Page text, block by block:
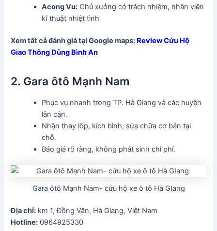
Acong Vu: Chủ xưởng có trách nhiệm, nhân viên
kĩ thuật nhiệt tình
Xem tất cả đánh giá tại Google maps: Review Cứu Hộ
Giao Thông Dũng Bình An
2. Gara ôtô Mạnh Nam
Phục vụ nhanh trong TP. Hà Giang và các huyện
lân cận.
Nhận thay lốp, kích bình, sửa chữa cơ bản tại
chỗ.
Báo giá rõ ràng, không phát sinh chi phí.
Gara ôtô Mạnh Nam- cứu hộ xe ô tô Hà GIang
Địa chỉ: km 1, Đồng Văn, Hà Giang, Việt Nam
Hotline: 0964925330